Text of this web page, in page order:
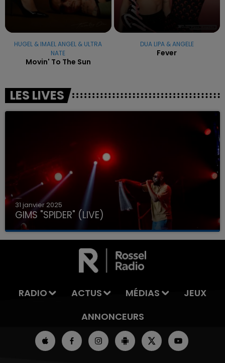
HUGEL & IMAEL ANGEL & ULTRA
NATE
Movin' To The Sun
DUA LIPA & ANGELE
Fever
LES LIVES
31 janvier 2025
GIMS "SPIDER" (LIVE)
RADIO ACTUS MÉDIAS
JEUX
ANNONCEURS